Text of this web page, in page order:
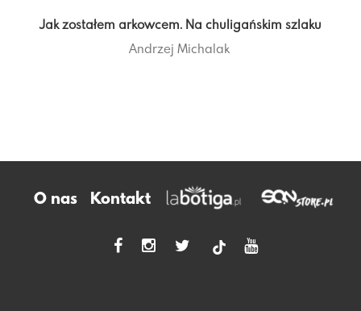
Jak zostałem arkowcem. Na chuligańskim szlaku
Andrzej Michalak
O nas Kontakt
tiktok